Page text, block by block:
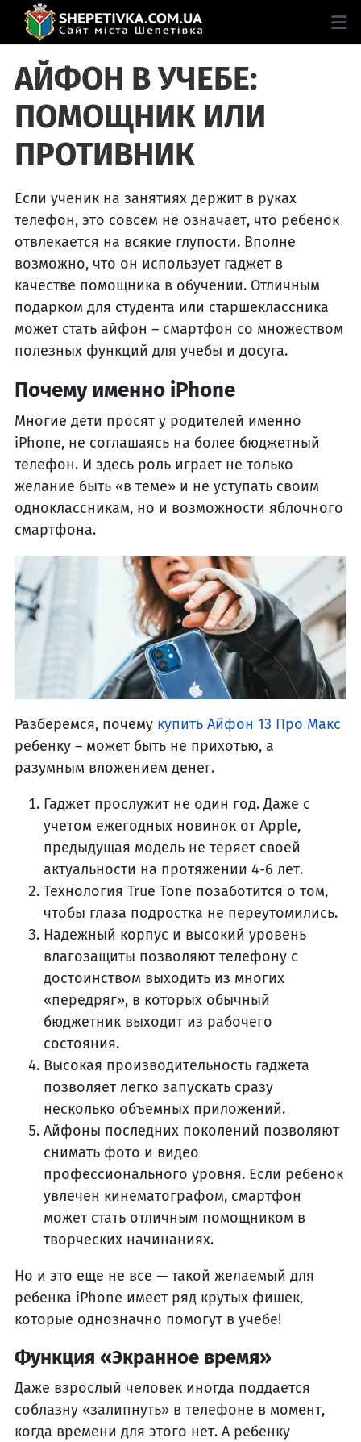
АЙФОН В УЧЕБЕ:
ПОМОЩНИК ИЛИ
ПРОТИВНИК
Если ученик на занятиях держит в руках
телефон, это совсем не означает, что ребенок
отвлекается на всякие глупости. Вполне
возможно, что он использует гаджет в
качестве помощника в обучении. Отличным
подарком для студента или старшеклассника
может стать айфон – смартфон со множеством
полезных функций для учебы и досуга.
Почему именно iPhone
Многие дети просят у родителей именно
iPhone, не соглашаясь на более бюджетный
телефон. И здесь роль играет не только
желание быть «в теме» и не уступать своим
одноклассникам, но и возможности яблочного
смартфона.
Разберемся, почему купить Айфон 13 Про Макс
ребенку – может быть не прихотью, а
разумным вложением денег.
Гаджет прослужит не один год. Даже с
учетом ежегодных новинок от Apple,
предыдущая модель не теряет своей
актуальности на протяжении 4-6 лет.
Технология True Tone позаботится о том,
чтобы глаза подростка не переутомились.
Надежный корпус и высокий уровень
влагозащиты позволяют телефону с
достоинством выходить из многих
«передряг», в которых обычный
бюджетник выходит из рабочего
состояния.
Высокая производительность гаджета
позволяет легко запускать сразу
несколько объемных приложений.
Айфоны последних поколений позволяют
снимать фото и видео
профессионального уровня. Если ребенок
увлечен кинематографом, смартфон
может стать отличным помощником в
творческих начинаниях.
Но и это еще не все — такой желаемый для
ребенка iPhone имеет ряд крутых фишек,
которые однозначно помогут в учебе!
Функция «Экранное время»
Даже взрослый человек иногда поддается
соблазну «залипнуть» в телефоне в момент,
когда времени для этого нет. А ребенку